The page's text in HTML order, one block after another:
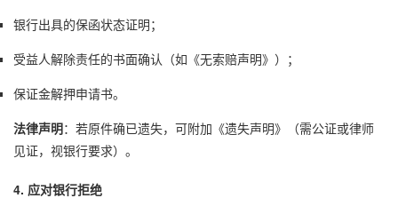
银行出具的保函状态证明；
受益人解除责任的书面确认（如《无索赔声明》）；
保证金解押申请书。
法律声明：若原件确已遗失，可附加《遗失声明》（需公证或律师
见证，视银行要求）。
4. 应对银行拒绝